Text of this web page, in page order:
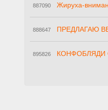
887090 Жируха-
888647 ПРЕДЛАГАЮ
895826 КОНФОБЛЯДИ